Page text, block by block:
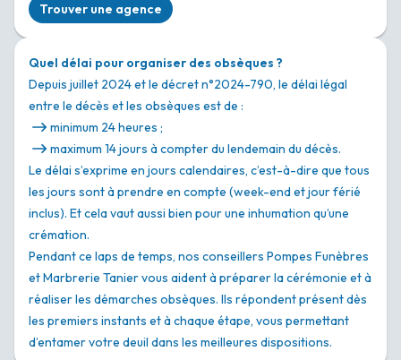
Trouver une agence
Quel délai pour organiser des obsèques ?
Depuis juillet 2024 et le décret n°2024-790, le délai légal
entre le décès et les obsèques est de :
minimum 24 heures ;
maximum 14 jours à compter du lendemain du décès.
Le délai s’exprime en jours calendaires, c’est-à-dire que tous
les jours sont à prendre en compte (week-end et jour férié
inclus). Et cela vaut aussi bien pour une inhumation qu’une
crémation.
Pendant ce laps de temps, nos conseillers Pompes Funèbres
et Marbrerie Tanier vous aident à préparer la cérémonie et à
réaliser les démarches obsèques. Ils répondent présent dès
les premiers instants et à chaque étape, vous permettant
d’entamer votre deuil dans les meilleures dispositions.